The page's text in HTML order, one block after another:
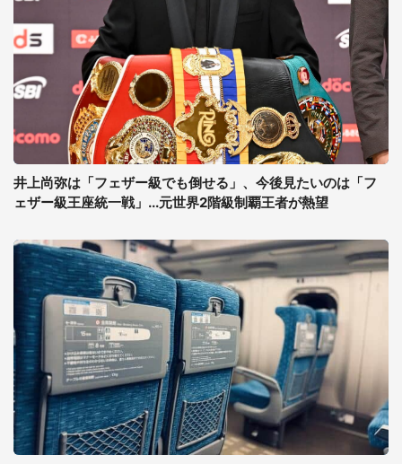
井上尚弥は「フェザー級でも倒せる」、今後見たいのは「フ
ェザー級王座統一戦」...元世界2階級制覇王者が熱望